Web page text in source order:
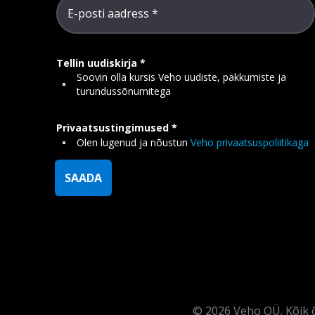
E-posti aadress
Tellin uudiskirja
Soovin olla kursis Veho uudiste, pakkumiste ja
turundussõnumitega
Privaatsustingimused
Olen lugenud ja nõustun Veho privaatsuspoliitikaga
SAADA
© 2026 Veho OÜ. Kõik